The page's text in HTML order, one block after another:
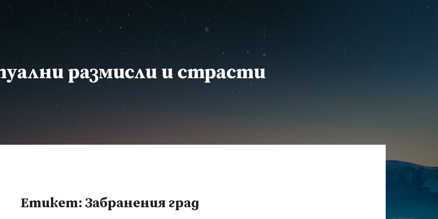
размисли и страсти
Етикет: Забранения град